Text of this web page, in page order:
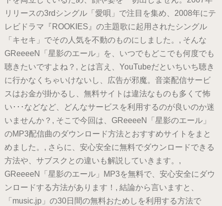
リリースの3rdシングル「愛唄」で注目を集め、2008年にテ
レビドラマ『ROOKIES』の主題歌に起用されたシングル
「キセキ」でその人気を不動のものにしました。, そんな
GReeeeN「星影のエール」を、いつでもどこでも何度でも
聴きたいですよね？, とは言え、YouTubeだといちいち聴き
に行かなくちゃいけないし、広告が邪魔。音楽配信サービ
スはお金が掛かるし、無料サイトは違法なものも多くて怖
い･･･などなど、どんなサービスを利用するのが良いのか迷
いませんか？, そこで今回は、GReeeeN「星影のエール」
のMP3配信曲のダウンロード方法とおすすめサイトをまと
めました。, さらに、安心安全に無料でダウンロードできる
方法や、サブスクとの違いも解説していきます。,
GReeeeN「星影のエール」MP3を無料で、安心安全にダウ
ンロードする方法があります！, 結論から言いますと、
「music.jp」の30日間の無料おためしを利用する方法で